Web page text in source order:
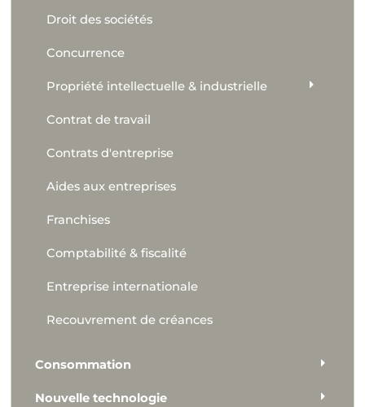
Droit des sociétés
Concurrence
Propriété intellectuelle & industrielle
Contrat de travail
Contrats d'entreprise
Aides aux entreprises
Franchises
Comptabilité & fiscalité
Entreprise internationale
Recouvrement de créances
Consommation
Nouvelle technologie